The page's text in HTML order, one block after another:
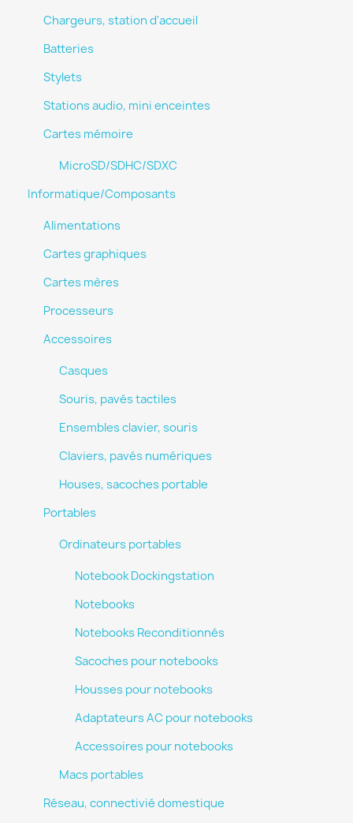
Chargeurs, station d'accueil
Batteries
Stylets
Stations audio, mini enceintes
Cartes mémoire
MicroSD/SDHC/SDXC
Informatique/Composants
Alimentations
Cartes graphiques
Cartes mères
Processeurs
Accessoires
Casques
Souris, pavés tactiles
Ensembles clavier, souris
Claviers, pavés numériques
Houses, sacoches portable
Portables
Ordinateurs portables
Notebook Dockingstation
Notebooks
Notebooks Reconditionnés
Sacoches pour notebooks
Housses pour notebooks
Adaptateurs AC pour notebooks
Accessoires pour notebooks
Macs portables
Réseau, connectivié domestique